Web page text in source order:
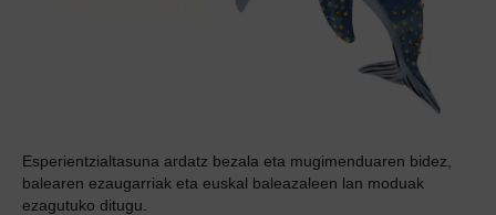
Esperientzialtasuna ardatz bezala eta mugimenduaren bidez,
balearen ezaugarriak eta euskal baleazaleen lan moduak
ezagutuko ditugu.